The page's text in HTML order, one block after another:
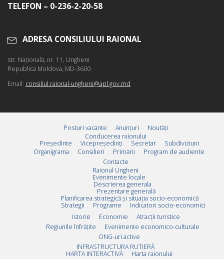
TELEFON – 0-236-2-20-58
ADRESA CONSILIULUI RAIONAL
str. Naţională, nr. 11, Ungheni
Republica Moldova, MD-3600
Email: consiliul.raional-ungheni@apl.gov.md
Posturi vacante Anunțuri
Noutăți
Conducerea raionului
Preşedinte
Vicepreşedinţi Secretar
Subdiviziuni
Organigrama
Consilieri Primării
Program de audiente
Contacte
Raionul Ungheni
Evenimente locale
Descrierea generala
Prezentare generală
Planificarea strategică și situația socio-economică
Strategii
Programe
Indicatori socio-economici
Istorie
Economie
Atracții turistice
Regiunile înfrățite
Evenimente economico-culturale
ONG-uri active
INFRASTRUCTURA RUTIERĂ
HARTA INTERACTIVĂ
Harta raionului